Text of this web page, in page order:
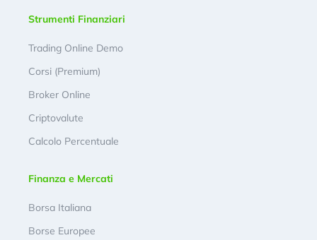
Strumenti Finanziari
Trading Online Demo
Corsi (Premium)
Broker Online
Criptovalute
Calcolo Percentuale
Finanza e Mercati
Borsa Italiana
Borse Europee